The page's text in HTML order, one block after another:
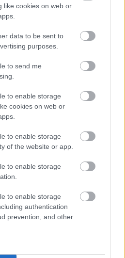
like cookies on web or
data to be sent to
purposes.
to send me
to enable storage
cookies on web or
to enable storage
of the website or app.
to enable storage
to enable storage
authentication
prevention, and other
Κ.Υ. Λήμνου